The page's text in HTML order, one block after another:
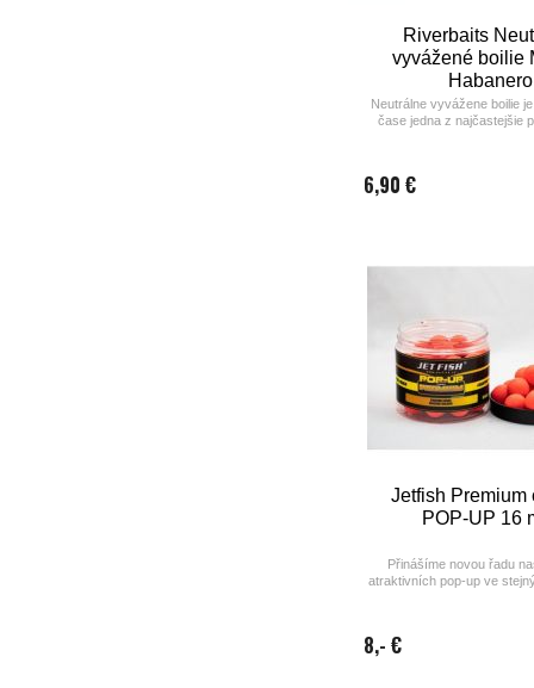
Riverbaits
vyvážené boilie
Habanero
Neutrálne vyvážene boilie
čase jedna z najčastejšie
klasických pokladaným
6,90 €
Jetfish Premium
POP-UP 16
Přinášíme novou řadu
atraktivních pop-up ve
8,- €